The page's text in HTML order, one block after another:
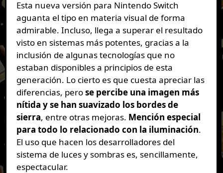
Esta nueva versión para Nintendo Switch
aguanta el tipo en materia visual de forma
admirable. Incluso, llega a superar el resultado
visto en sistemas más potentes, gracias a la
inclusión de algunas tecnologías que no
estaban disponibles a principios de esta
generación. Lo cierto es que cuesta apreciar las
diferencias, perose percibe una imagen más
nítida y se han suavizado los bordes de
sierra, entre otras mejoras. Mención especial
para todo lo relacionado con la iluminación.
El uso que hacen los desarrolladores del
sistema de luces y sombras es, sencillamente,
espectacular.